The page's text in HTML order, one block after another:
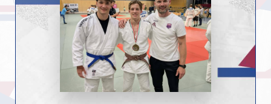
hely:
Dani Huba
Gede Bálint
Bognár Fehér Dóra
hely:
Szabó Zsombor
Bognár Fehér Tamás